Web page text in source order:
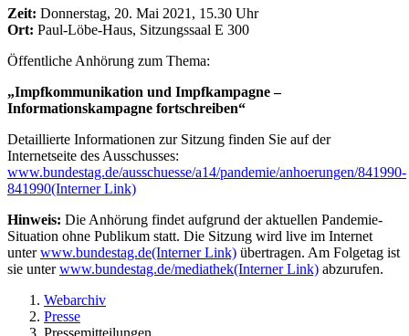
Zeit: Donnerstag, 20. Mai 2021, 15.30 Uhr
Ort: Paul-Löbe-Haus, Sitzungssaal E 300
Öffentliche Anhörung zum Thema:
„Impfkommunikation und Impfkampagne –
Informationskampagne fortschreiben“
Detaillierte Informationen zur Sitzung finden Sie auf der
Internetseite des Ausschusses:
www.bundestag.de/ausschuesse/a14/pandemie/anhoerungen/841990-
841990(Interner Link)
Hinweis: Die Anhörung findet aufgrund der aktuellen Pandemie-
Situation ohne Publikum statt. Die Sitzung wird live im Internet
unterwww.bundestag.de(Interner Link) übertragen. Am Folgetag ist
sie unterwww.bundestag.de/mediathek(Interner Link) abzurufen.
Webarchiv
Presse
Pressemitteilungen